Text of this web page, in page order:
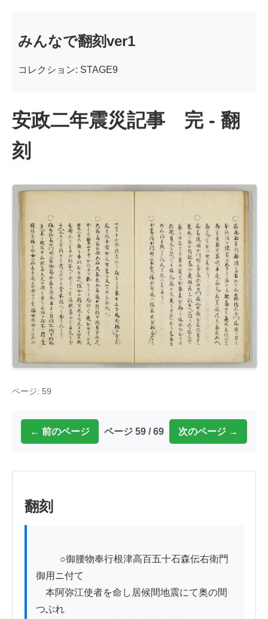
みんなで翻刻ver1
コレクション: STAGE9
安政二年震災記事 完 - 翻
刻
ページ: 59
← 前のページ ページ 59 / 69 次のページ →
翻刻
御用ニ付て
本阿弥江使者を命し居候間地震にて奥の間
つぶれ